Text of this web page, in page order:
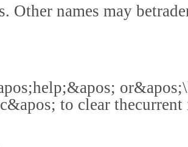
Other names may
to clear thecurrent